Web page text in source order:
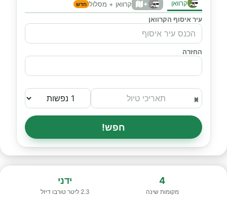
קרוואן + קרוואן + מסלול חדש
עיר איסוף הקרוואן
החזרה
חפש!
4
מקומות שינה
ידני
2.3 ליטר טורבו דיזל